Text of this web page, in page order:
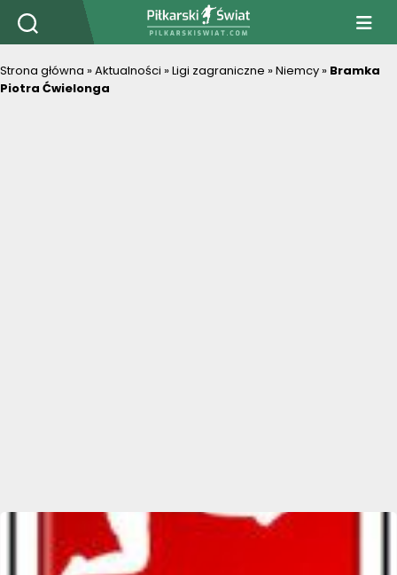
PiłkarskiSwiat.com
Strona główna »Aktualności »Ligi zagraniczne »Niemcy » Bramka
Piotra Ćwielonga